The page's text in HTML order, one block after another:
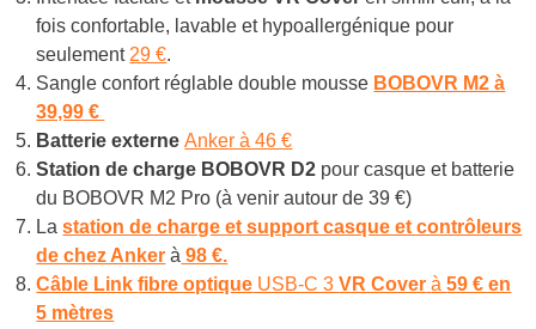
fois confortable, lavable et hypoallergénique pour
seulement 29 €.
Sangle confort réglable double mousse BOBOVR M2 à
39,99 €
Batterie externe Anker à 46 €
Station de charge BOBOVR D2 pour casque et batterie
du BOBOVR M2 Pro (à venir autour de 39 €)
Lastation de charge et support casque et contrôleurs
de chez Anker à 98 €.
Câble Linkfibre optique USB-C 3VR Cover à59 € en
5 mètres